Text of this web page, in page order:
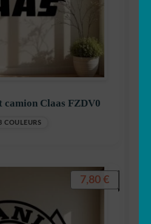
Claas FZDV0
COULEURS
7,80 €